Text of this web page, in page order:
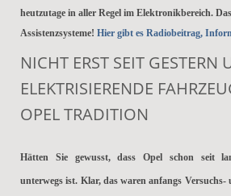
heutzutage in aller Regel im Elektronikbereich.
Assistenzsysteme! Hier gibt es Radiobeitrag,
NICHT ERST SEIT GESTERN
ELEKTRISIERENDE
OPEL TRADITION
Hätten Sie gewusst, dass Opel schon seit
unterwegs ist. Klar, das waren anfangs